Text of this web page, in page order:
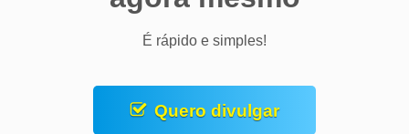
É rápido e simples!
Quero divulgar